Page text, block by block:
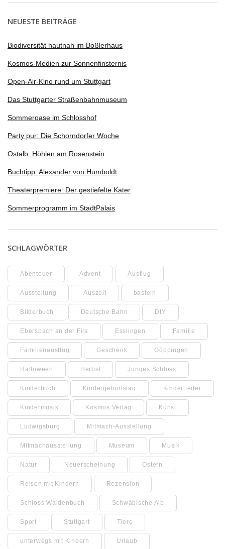
NEUESTE BEITRÄGE
Biodiversität hautnah im Boßlerhaus
Kosmos-Medien zur Sonnenfinsternis
Open-Air-Kino rund um Stuttgart
Das Stuttgarter Straßenbahnmuseum
Sommeroase im Schlosshof
Party pur: Die Schorndorfer Woche
Ostalb: Höhlen am Rosenstein
Buchtipp: Alexander von Humboldt
Theaterpremiere: Der gestiefelte Kater
Sommerprogramm im StadtPalais
SCHLAGWÖRTER
Abenteuer Advent Ausflug
Ausstellung Auszeit basteln
Bilderbuch Deutsche Bahn DIY
Ebersbach an der Fils Esslingen Familie
Familienausflug Geschenk Göppingen
Halloween Herbst Junges Schloss
Kinderbuch Kindergeburtstag Kinderlieder
Kindermusik Kosmos Verlag Kunst
Ludwigsburg Mitmach-Ausstellung
Mitmachausstellung Museum Musik
Natur Neuerscheinung Ostern
Reisen mit Kindern Rezension
Schloss Waldenbuch Schwäbische Alb
Sport Stuttgart Tiere
unterwegs mit Kindern Urlaub